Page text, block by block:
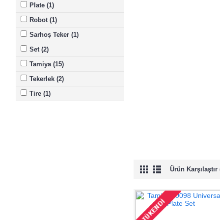
Plate (1)
Robot (1)
Sarhoş Teker (1)
Set (2)
Tamiya (15)
Tekerlek (2)
Tire (1)
Ürün Karşılaştır